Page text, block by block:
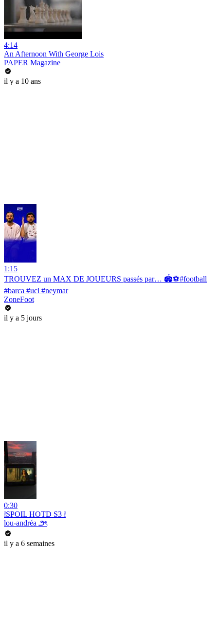
4:14
An Afternoon With George Lois
PAPER Magazine
il y a 10 ans
1:15
TROUVEZ un MAX DE JOUEURS passés par… 🏟️⚽️#football
#barca #ucl #neymar
ZoneFoot
il y a 5 jours
0:30
❕SPOIL HOTD S3 ❕
lou-andréa ౨ৎ
il y a 6 semaines